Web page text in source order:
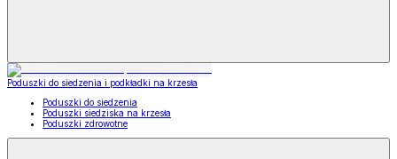
Poduszki do siedzenia i podkładki na krzesła
Poduszki do siedzenia
Poduszki siedziska na krzesła
Poduszki zdrowotne